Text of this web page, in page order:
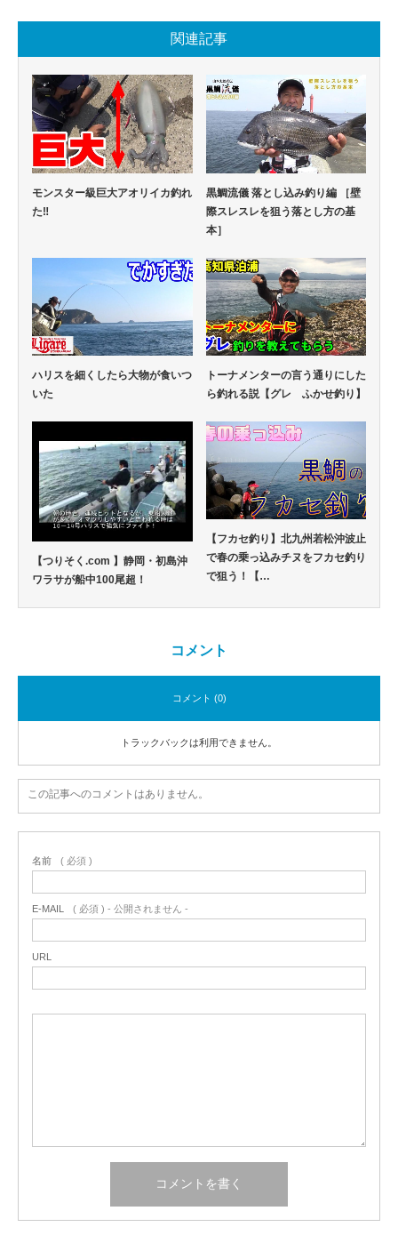
関連記事
モンスター級巨大アオリイカ釣れ
た‼
黒鯛流儀 落とし込み釣り編 ［壁
際スレスレを狙う落とし方の基
本］
ハリスを細くしたら大物が食いつ
いた
トーナメンターの言う通りにした
ら釣れる説【グレ ふかせ釣り】
【つりそく.com 】静岡・初島沖
ワラサが船中100尾超！
【フカセ釣り】北九州若松沖波止
で春の乗っ込みチヌをフカセ釣り
で狙う！【…
コメント
コメント (0)
トラックバックは利用できません。
この記事へのコメントはありません。
名前 ( 必須 )
E-MAIL ( 必須 ) - 公開されません -
URL